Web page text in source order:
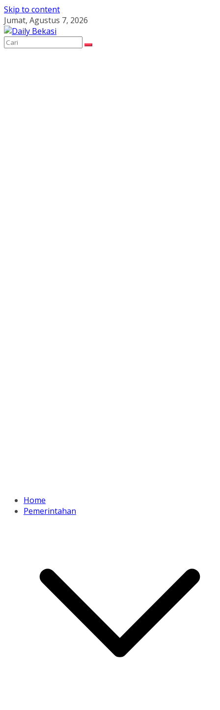
Skip to content
Jumat, Agustus 7, 2026
Home
Pemerintahan